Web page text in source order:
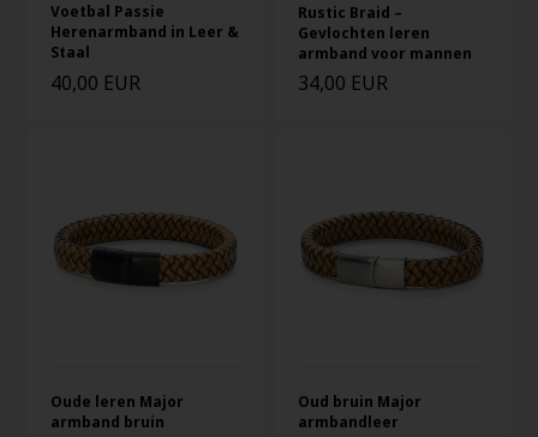
Voetbal Passie
Herenarmband in Leer &
Staal
40,00 EUR
Rustic Braid –
Gevlochten leren
armband voor mannen
34,00 EUR
Oude leren Major
armband bruin
Oud bruin Major
armbandleer